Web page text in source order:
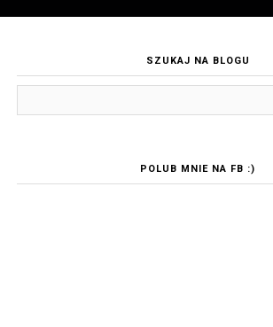
SZUKAJ NA BLOGU
POLUB MNIE NA FB :)